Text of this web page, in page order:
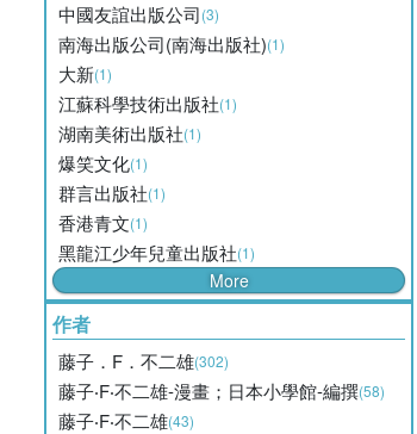
中國友誼出版公司(3)
南海出版公司(南海出版社)(1)
大新(1)
江蘇科學技術出版社(1)
湖南美術出版社(1)
爆笑文化(1)
群言出版社(1)
香港青文(1)
黑龍江少年兒童出版社(1)
More
作者
藤子．F．不二雄(302)
藤子‧F‧不二雄-漫畫；日本小學館-編撰(58)
藤子‧F‧不二雄(43)